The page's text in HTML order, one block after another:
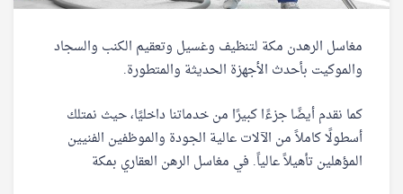
مغاسل الرهدن مكة لتنظيف وغسيل وتعقيم الكنب والسجاد
والموكيت بأحدث الأجهزة الحديثة والمتطورة.
كما نقدم أيضًا جزءًا كبيرًا من خدماتنا داخليًا، حيث نمتلك
أسطولًا كاملاً من الآلات عالية الجودة والموظفين الفنيين
المؤهلين تأهيلاً عالياً. في مغاسل الرهن العقاري بمكة